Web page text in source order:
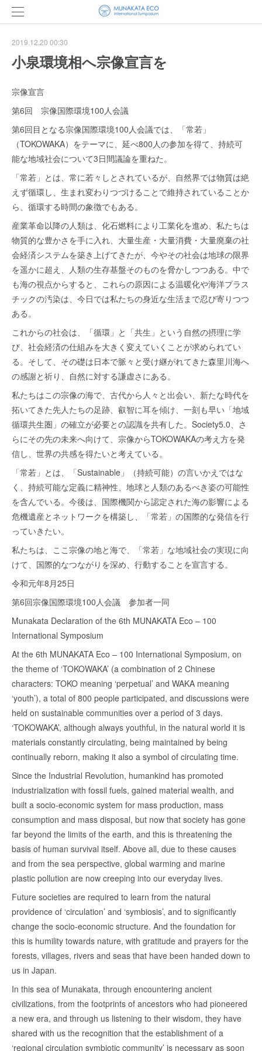
2019.12.20 00:30
小泉環境相へ宗像宣言を
宗像宣言
第6回 宗像国際環境100人会議
第6回目となる宗像国際環境100人会議では、「常若」
（TOKOWAKA）をテーマに、延べ800人の参加を得て、持続可
能な地域社会について3日間議論を重ねた。
「常若」とは、常に若々しとされているが、自然界では物質は絶
えず循環し、生まれ変わりつづけることで維持されていることか
ら、循環する時間の象徴でもある。
産業革命以降の人類は、化石燃料により工業化を進め、私たちは
物質的な豊かさを手に入れ、大量生産・大量消費・大量廃棄の社
会経済システムを築き上げてきたが、今やその社会は地球の限界
を遥かに超え、人類の生存基盤そのものを脅かしつつある。中で
も海の視点からすると、これらの原因による温暖化や海洋プラス
チックの汚染は、今日では私たちの身近な生活まで忍び寄りつつ
ある。
これからの社会は、「循環」と「共生」という自然の摂理に学
び、社会経済の仕組みを大きく変えていくことが求められてい
る。そして、その礎は日本で脈々と受け継がれてきた森里川海へ
の感謝と祈り、自然に対する謙虚さにある。
私たちはこの宗像の海で、古代から人々と出会い、新たな時代を
拓いてきた先人たちの足跡、叡智に耳を傾け、一刻も早い「地域
循環共生圏」の確立が必要との認識を共有した。Society5.0、さ
らにその先の未来へ向けて、宗像からTOKOWAKAの考え方を発
信し、世界の共感を得たいと考えている。
「常若」とは、「Sustainable」（持続可能）の言いかえではな
く、持続可能な定義に精神性、地球と人類のあるべき姿の可能性
を含んでいる。今後は、国際機関から認定された海の影響による
危機遺産とネットワークを構築し、「常若」の国際的な発信を行
っていきたい。
私たちは、ここ宗像の地と海で、「常若」な地域社会の実現に向
けて、国際的なつながりを深め、行動することを宣言する。
令和元年8月25日
第6回宗像国際環境100人会議 参加者一同
Munakata Declaration of the 6th MUNAKATA Eco – 100
International Symposium
At the 6th MUNAKATA Eco – 100 International Symposium, on
the theme of ‘TOKOWAKA’ (a combination of 2 Chinese
characters: TOKO meaning ‘perpetual’ and WAKA meaning
‘youth’), a total of 800 people participated, and discussions were
held on sustainable communities over a period of 3 days.
‘TOKOWAKA’, although always youthful, in the natural world it is
materials constantly circulating, being maintained by being
continually reborn, making it also a symbol of circulating time.
Since the Industrial Revolution, humankind has promoted
industrialization with fossil fuels, gained material wealth, and
built a socio-economic system for mass production, mass
consumption and mass disposal, but now that society has gone
far beyond the limits of the earth, and this is threatening the
basis of human survival itself. Above all, due to these causes
and from the sea perspective, global warming and marine
plastic pollution are now creeping into our everyday lives.
Future societies are required to learn from the natural
providence of ‘circulation’ and ‘symbiosis’, and to significantly
change the socio-economic structure. And the foundation for
this is humility towards nature, with gratitude and prayers for the
forests, villages, rivers and seas that have been handed down to
us in Japan.
In this sea of Munakata, through encountering ancient
civilizations, from the footprints of ancestors who had pioneered
a new era, and through us listening to their wisdom, they have
shared with us the recognition that the establishment of a
‘regional circulation symbiotic community’ is necessary as soon